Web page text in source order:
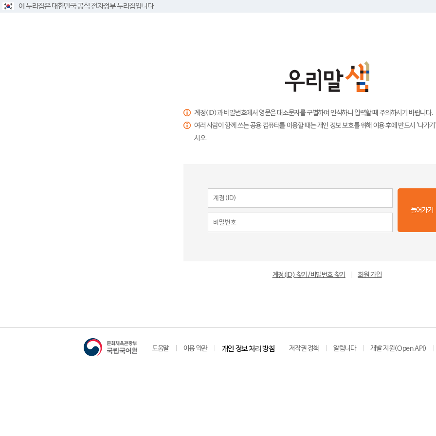
이 누리집은 대한민국 공식 전자정부 누리집입니다.
계정(ID)과 비밀번호에서 영문은 대소문자를 구별하여 인식하니 입력할 때 주의하시기 바랍니다.
여러 사람이 함께 쓰는 공용 컴퓨터를 이용할 때는 개인 정보 보호를 위해 이용 후에 반드시 '나가
시오.
들어가기
계정(ID) 찾기/비밀번호 찾기 회원 가입
도움말 이용 약관 개인 정보 처리 방침 저작권 정책 알립니다 개발 지원(Open API)